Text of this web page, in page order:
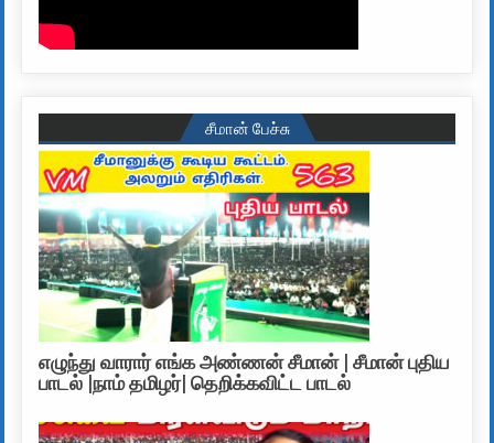
சீமான் பேச்சு
எழுந்து வாரார் எங்க அண்ணன் சீமான் | சீமான் புதிய
பாடல் |நாம் தமிழர்| தெறிக்கவிட்ட பாடல்